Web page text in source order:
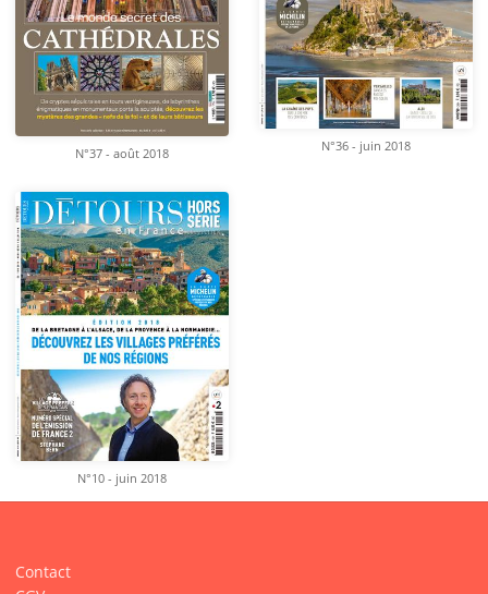
N°37 - août 2018 N°36 - juin 2018
N°10 - juin 2018
Contact